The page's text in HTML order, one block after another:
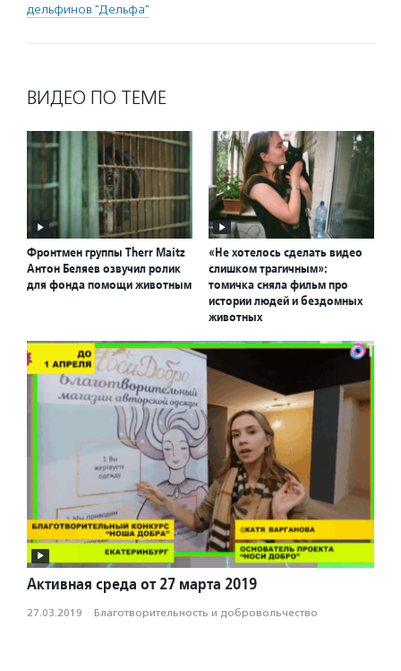
дельфинов "Дельфа"
ВИДЕО ПО ТЕМЕ
Фронтмен группы Therr Maitz
Антон Беляев озвучил ролик
для фонда помощи животным
«Не хотелось сделать видео
слишком трагичным»:
томичка сняла фильм про
истории людей и бездомных
животных
Активная среда от 27 марта 2019
27.03.2019 · Благотвори­тель­ность и доброволь­чест­во